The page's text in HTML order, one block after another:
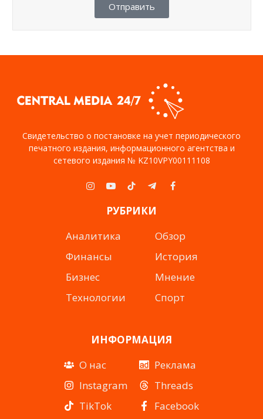
Отправить
Свидетельство о постановке на учет периодического
печатного издания, информационного агентства и
сетевого издания № KZ10VPY00111108
Instagram
YouTubeTikTokTelegramFacebook
РУБРИКИ
Аналитика
Финансы
Бизнес
Технологии
Обзор
История
Мнение
Спорт
ИНФОРМАЦИЯ
О нас
Instagram
TikTok
Реклама
Threads
Facebook